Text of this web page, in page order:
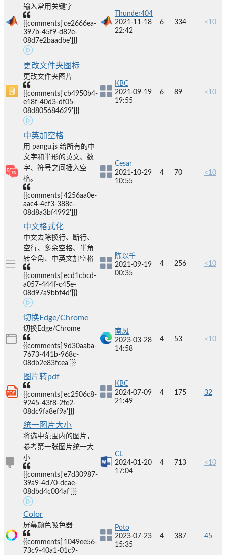
输入常用关键字
{{comments['ce2666ea-
397b-45f9-d82e-
08d7e2baadbe']}}
Thunder404
2021-11-18
22:42
6 334 <10
更改文件夹图标
更改文件夹图片
{{comments['cb4950b4-
e18f-40d3-df05-
08d805684629']}}
KBC
2021-09-19
19:55
6 89 <10
中英加空格
用 pangu.js 给所有的中
文字和半形的英文、数
字、符号之间插入空
格。
{{comments['4256aa0e-
aac4-4cf3-388c-
08d8a3bf4992']}}
Cesar
2021-10-29
10:55
4 70 <10
中文格式化
中文去除换行、断行、
空行、多余空格、半角
转全角、中英文加空格
{{comments['ecd1cbcd-
a057-444f-c45e-
08d97a9bbf4d']}}
陈以千
2021-09-19
00:35
4 256 <10
切换Edge/Chrome
切换Edge/Chrome
{{comments['9d30aaba-
7673-441b-968c-
08db2e83fcea']}}
南风
2023-03-28
14:58
4 53 <10
图片转pdf
{{comments['ec2506c8-
9245-43f8-2fe2-
08dc9fa8ef9a']}}
KBC
2024-07-09
21:49
4 175 32
统一图片大小
将选中范围内的图片，
参考第一张图片统一大
小
{{comments['e7d30987-
39a9-4d70-dcae-
08dbd4c004af']}}
CL
2024-01-20
17:04
4 713 <10
Color
屏幕颜色吸色器
{{comments['1049ee56-
73c9-40a1-01c9-
Poto
2023-07-23
15:35
4 387 45